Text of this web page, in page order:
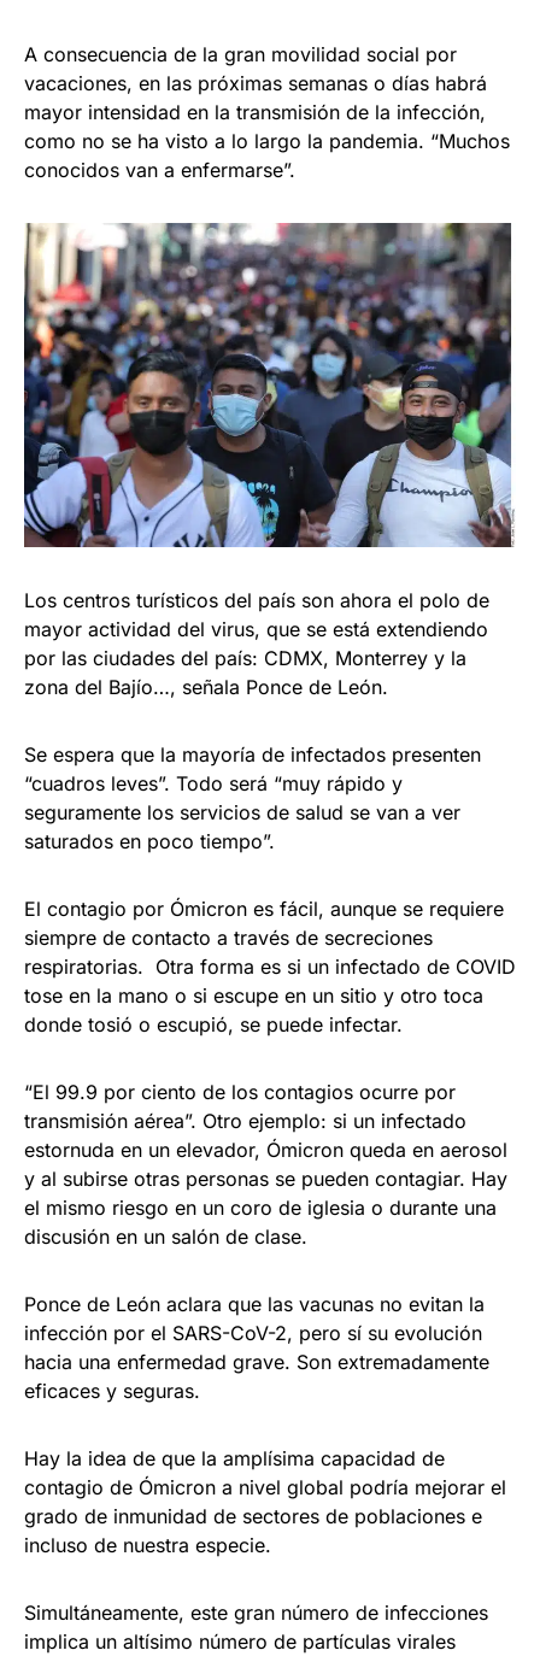
A consecuencia de la gran movilidad social por
vacaciones, en las próximas semanas o días habrá
mayor intensidad en la transmisión de la infección,
como no se ha visto a lo largo la pandemia. “Muchos
conocidos van a enfermarse”.
Los centros turísticos del país son ahora el polo de
mayor actividad del virus, que se está extendiendo
por las ciudades del país: CDMX, Monterrey y la
zona del Bajío…, señala Ponce de León.
Se espera que la mayoría de infectados presenten
“cuadros leves”. Todo será “muy rápido y
seguramente los servicios de salud se van a ver
saturados en poco tiempo”.
El contagio por Ómicron es fácil, aunque se requiere
siempre de contacto a través de secreciones
respiratorias. Otra forma es si un infectado de COVID
tose en la mano o si escupe en un sitio y otro toca
donde tosió o escupió, se puede infectar.
“El 99.9 por ciento de los contagios ocurre por
transmisión aérea”. Otro ejemplo: si un infectado
estornuda en un elevador, Ómicron queda en aerosol
y al subirse otras personas se pueden contagiar. Hay
el mismo riesgo en un coro de iglesia o durante una
discusión en un salón de clase.
Ponce de León aclara que las vacunas no evitan la
infección por el SARS-CoV-2, pero sí su evolución
hacia una enfermedad grave. Son extremadamente
eficaces y seguras.
Hay la idea de que la amplísima capacidad de
contagio de Ómicron a nivel global podría mejorar el
grado de inmunidad de sectores de poblaciones e
incluso de nuestra especie.
Simultáneamente, este gran número de infecciones
implica un altísimo número de partículas virales